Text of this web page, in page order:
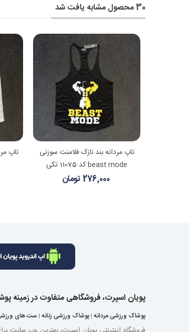
30 محصول مشابه یافت شد
تاپ
مشاهده بیشتر
تاپ مردانه بند نازک فلامنت سوزنی
beast mode کد 11075 تکی
276,000 تومان
پویان اسپرت، فروشگاهی متفاوت در زمینه
پوشاک ورزشی مردانه | پوشاک ورزشی زنانه | ست های